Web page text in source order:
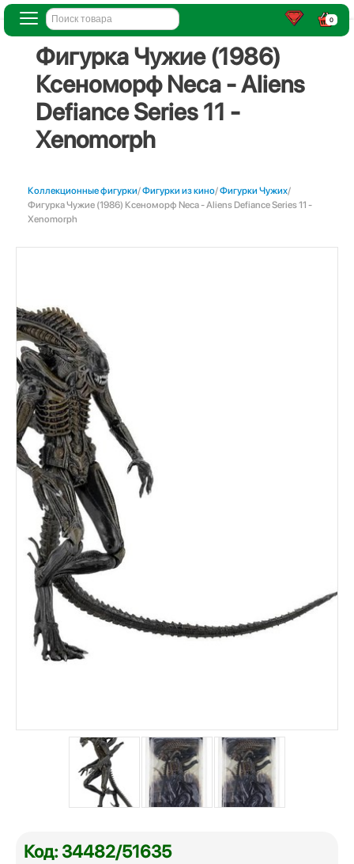
0
Фигурка Чужие (1986)
Ксеноморф Neca - Aliens
Defiance Series 11 -
Xenomorph
Коллекционные фигурки/Фигурки из кино/Фигурки Чужих/
Фигурка Чужие (1986) Ксеноморф Neca - Aliens Defiance Series 11 -
Xenomorph
Код: 34482/51635